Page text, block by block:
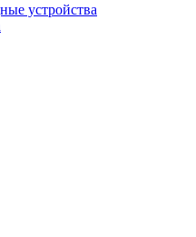
устройства